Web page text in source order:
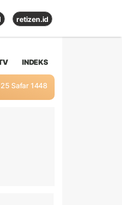
retizen.id
INDEKS
25 Safar 1448